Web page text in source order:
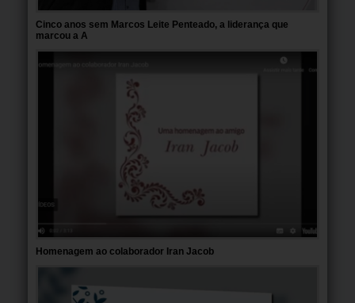
Cinco anos sem Marcos Leite Penteado, a liderança que
marcou a A
Homenagem ao colaborador Iran Jacob